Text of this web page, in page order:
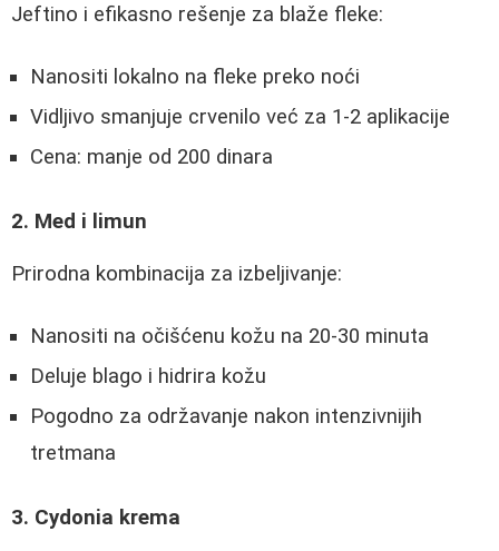
Jeftino i efikasno rešenje za blaže fleke:
Nanositi lokalno na fleke preko noći
Vidljivo smanjuje crvenilo već za 1-2 aplikacije
Cena: manje od 200 dinara
2. Med i limun
Prirodna kombinacija za izbeljivanje:
Nanositi na očišćenu kožu na 20-30 minuta
Deluje blago i hidrira kožu
Pogodno za održavanje nakon intenzivnijih
tretmana
3. Cydonia krema